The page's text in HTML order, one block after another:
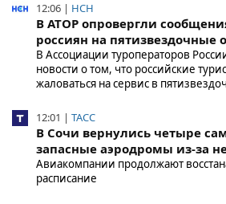
12:06 | НСН
В АТОР опровергли
россиян на пятизвездочные
В Ассоциации туроператоров
новости о том, что российские
жаловаться на сервис в
12:01 | ТАСС
В Сочи вернулись четыре
запасные аэродромы из-за
Авиакомпании продолжают
расписание